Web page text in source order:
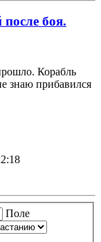
боя.
Корабль
знаю прибавился
Поле